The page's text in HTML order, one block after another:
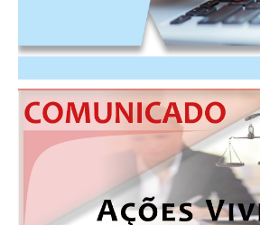
ASSOCIE-SE
ATUALIZAÇÃO CADASTRAL
NÚCLEO JOVEM